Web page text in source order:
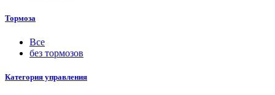
Тормоза
Все
без тормозов
Категория управления